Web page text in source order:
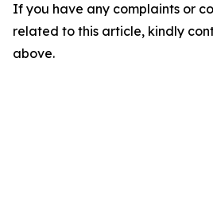
If you have any complaints or
related to this article, kindly
above.